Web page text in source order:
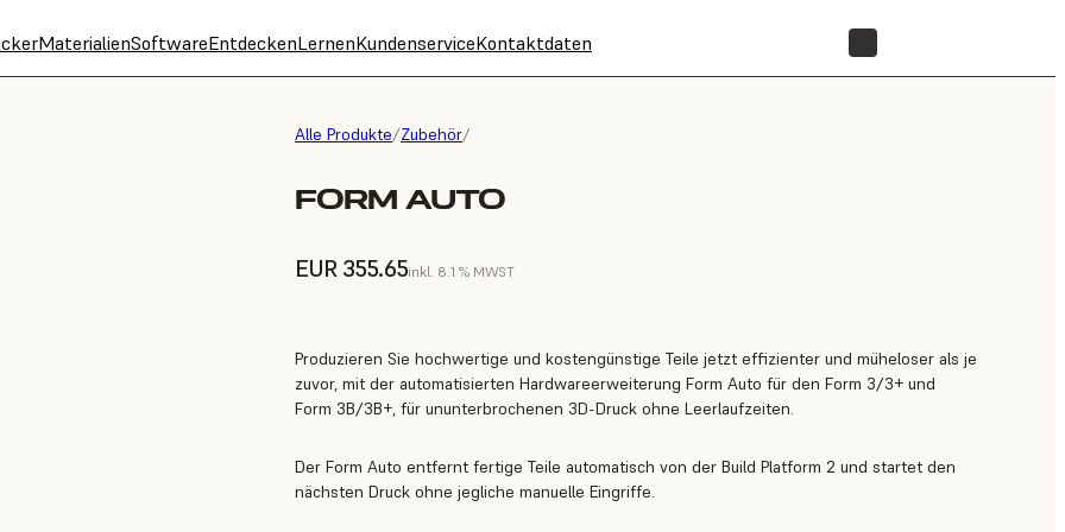
MaterialienSoftwareEntdeckenLernenKundenserviceKontaktdaten
Alle Produkte/Zubehör/
FORM AUTO
EUR 355.65inkl. 8.1 % MWST
Produzieren Sie hochwertige und kostengünstige Teile jetzt effizienter und müheloser als je
zuvor, mit der automatisierten Hardwareerweiterung Form Auto für den Form 3/3+ und
Form 3B/3B+, für ununterbrochenen 3D-Druck ohne Leerlaufzeiten.
Der Form Auto entfernt fertige Teile automatisch von der Build Platform 2 und startet den
nächsten Druck ohne jegliche manuelle Eingriffe.